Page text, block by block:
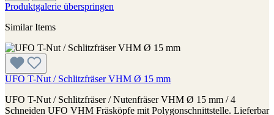
Produktgalerie überspringen
Similar Items
UFO T-Nut / Schlitzfräser VHM Ø 15 mm
UFO T-Nut / Schlitzfräser / Nutenfräser VHM Ø 15 mm / 4
Schneiden UFO VHM Fräsköpfe mit Polygonschnittstelle. Lieferbar